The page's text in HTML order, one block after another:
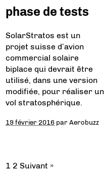
phase de tests
SolarStratos est un
projet suisse d’avion
commercial solaire
biplace qui devrait être
utilisé, dans une version
modifiée, pour réaliser un
vol stratosphérique.
19 février 2016 parAerobuzz
1 2 Suivant »